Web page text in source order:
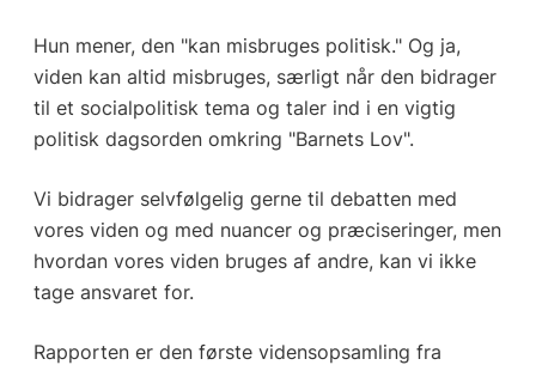
Hun mener, den "kan misbruges politisk." Og ja,
viden kan altid misbruges, særligt når den bidrager
til et socialpolitisk tema og taler ind i en vigtig
politisk dagsorden omkring "Barnets Lov".
Vi bidrager selvfølgelig gerne til debatten med
vores viden og med nuancer og præciseringer, men
hvordan vores viden bruges af andre, kan vi ikke
tage ansvaret for.
Rapporten er den første vidensopsamling fra